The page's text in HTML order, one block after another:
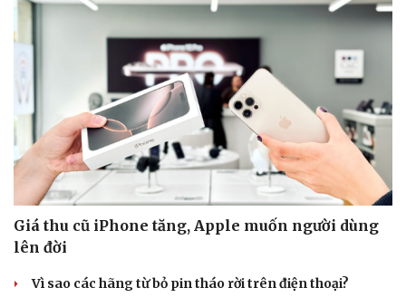
Giá thu cũ iPhone tăng, Apple muốn người dùng
lên đời
Vì sao các hãng từ bỏ pin tháo rời trên điện thoại?